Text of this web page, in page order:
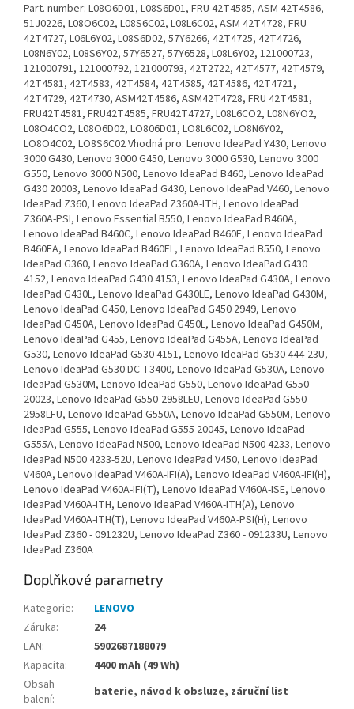
Part. number: L08O6D01, L08S6D01, FRU 42T4585, ASM 42T4586,
51J0226, L08O6C02, L08S6C02, L08L6C02, ASM 42T4728, FRU
42T4727, L06L6Y02, L08S6D02, 57Y6266, 42T4725, 42T4726,
L08N6Y02, L08S6Y02, 57Y6527, 57Y6528, L08L6Y02, 121000723,
121000791, 121000792, 121000793, 42T2722, 42T4577, 42T4579,
42T4581, 42T4583, 42T4584, 42T4585, 42T4586, 42T4721,
42T4729, 42T4730, ASM42T4586, ASM42T4728, FRU 42T4581,
FRU42T4581, FRU42T4585, FRU42T4727, L08L6CO2, L08N6YO2,
L08O4CO2, L08O6D02, LO806D01, LO8L6C02, LO8N6Y02,
LO8O4C02, LO8S6C02 Vhodná pro: Lenovo IdeaPad Y430, Lenovo
3000 G430, Lenovo 3000 G450, Lenovo 3000 G530, Lenovo 3000
G550, Lenovo 3000 N500, Lenovo IdeaPad B460, Lenovo IdeaPad
G430 20003, Lenovo IdeaPad G430, Lenovo IdeaPad V460, Lenovo
IdeaPad Z360, Lenovo IdeaPad Z360A-ITH, Lenovo IdeaPad
Z360A-PSI, Lenovo Essential B550, Lenovo IdeaPad B460A,
Lenovo IdeaPad B460C, Lenovo IdeaPad B460E, Lenovo IdeaPad
B460EA, Lenovo IdeaPad B460EL, Lenovo IdeaPad B550, Lenovo
IdeaPad G360, Lenovo IdeaPad G360A, Lenovo IdeaPad G430
4152, Lenovo IdeaPad G430 4153, Lenovo IdeaPad G430A, Lenovo
IdeaPad G430L, Lenovo IdeaPad G430LE, Lenovo IdeaPad G430M,
Lenovo IdeaPad G450, Lenovo IdeaPad G450 2949, Lenovo
IdeaPad G450A, Lenovo IdeaPad G450L, Lenovo IdeaPad G450M,
Lenovo IdeaPad G455, Lenovo IdeaPad G455A, Lenovo IdeaPad
G530, Lenovo IdeaPad G530 4151, Lenovo IdeaPad G530 444-23U,
Lenovo IdeaPad G530 DC T3400, Lenovo IdeaPad G530A, Lenovo
IdeaPad G530M, Lenovo IdeaPad G550, Lenovo IdeaPad G550
20023, Lenovo IdeaPad G550-2958LEU, Lenovo IdeaPad G550-
2958LFU, Lenovo IdeaPad G550A, Lenovo IdeaPad G550M, Lenovo
IdeaPad G555, Lenovo IdeaPad G555 20045, Lenovo IdeaPad
G555A, Lenovo IdeaPad N500, Lenovo IdeaPad N500 4233, Lenovo
IdeaPad N500 4233-52U, Lenovo IdeaPad V450, Lenovo IdeaPad
V460A, Lenovo IdeaPad V460A-IFI(A), Lenovo IdeaPad V460A-IFI(H),
Lenovo IdeaPad V460A-IFI(T), Lenovo IdeaPad V460A-ISE, Lenovo
IdeaPad V460A-ITH, Lenovo IdeaPad V460A-ITH(A), Lenovo
IdeaPad V460A-ITH(T), Lenovo IdeaPad V460A-PSI(H), Lenovo
IdeaPad Z360 - 091232U, Lenovo IdeaPad Z360 - 091233U, Lenovo
IdeaPad Z360A
Doplňkové parametry
Kategorie:
LENOVO
Záruka:
24
EAN:
5902687188079
Kapacita:
4400 mAh (49 Wh)
Obsah
balení:
baterie, návod k obsluze, záruční list